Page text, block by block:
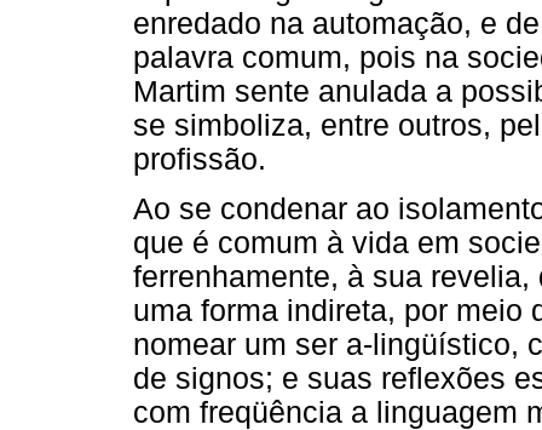
enredado na automação, e
palavra comum, pois na
Martim sente anulada a
se simboliza, entre outros,
profissão.
Ao se condenar ao
que é comum à vida em
ferrenhamente, à sua
uma forma indireta, por meio
nomear um ser a-lingüístico,
de signos; e suas reflexões
com freqüência a linguagem